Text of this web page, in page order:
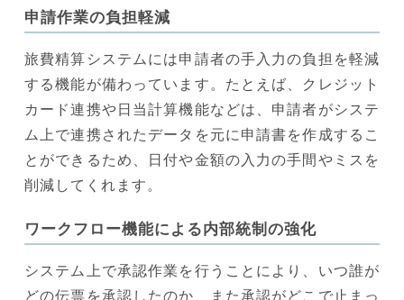
申請作業の負担軽減
旅費精算システムには申請者の手入力の負担を軽減
する機能が備わっています。たとえば、クレジット
カード連携や日当計算機能などは、申請者がシステ
ム上で連携されたデータを元に申請書を作成するこ
とができるため、日付や金額の入力の手間やミスを
削減してくれます。
ワークフロー機能による内部統制の強化
システム上で承認作業を行うことにより、いつ誰が
どの伝票を承認したのか、また承認がどこで止まっ